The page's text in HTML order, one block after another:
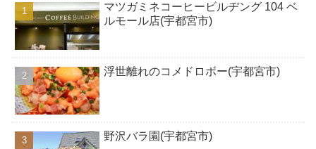
マツガミネコーヒービルヂング 104 ベ
ルモール店(宇都宮市)
浮世離れのコメドロボー(宇都宮市)
野沢バラ園(宇都宮市)